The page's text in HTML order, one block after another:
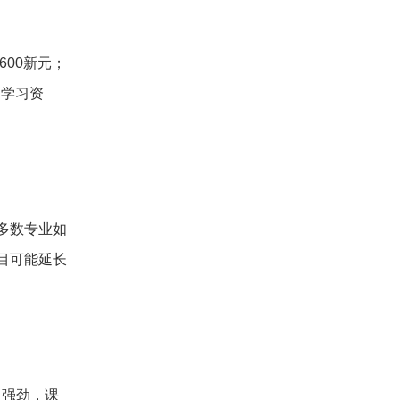
新元；
习资
数专业如
可能延长
劲，课